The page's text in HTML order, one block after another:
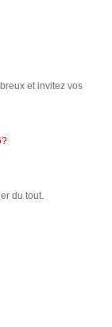
et invitez vos
du tout.